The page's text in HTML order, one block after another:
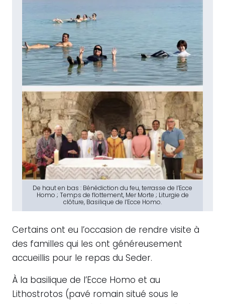
De haut en bas : Bénédiction du feu, terrasse de l’Ecce
Homo ; Temps de flottement, Mer Morte ; Liturgie de
clôture, Basilique de l’Ecce Homo.
Certains ont eu l’occasion de rendre visite à
des familles qui les ont généreusement
accueillis pour le repas du Seder.
À la basilique de l’Ecce Homo et au
Lithostrotos (pavé romain situé sous le